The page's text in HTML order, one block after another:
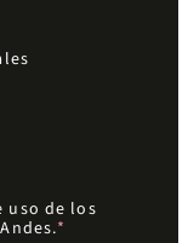
uso de los